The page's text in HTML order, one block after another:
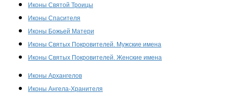
Иконы Святой Троицы
Иконы Спасителя
Иконы Божьей Матери
Иконы Святых Покровителей. Мужские имена
Иконы Святых Покровителей. Женские имена
Иконы Архангелов
Иконы Ангела-Хранителя